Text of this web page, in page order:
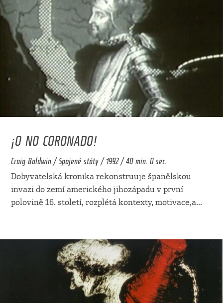
¡O NO CORONADO!
Craig Baldwin / Spojené státy / 1992 / 40 min. 0 sec.
Dobyvatelská kronika rekonstruuje španělskou
invazi do zemí amerického jihozápadu v první
polovině 16. století, rozplétá kontexty, motivace,a...